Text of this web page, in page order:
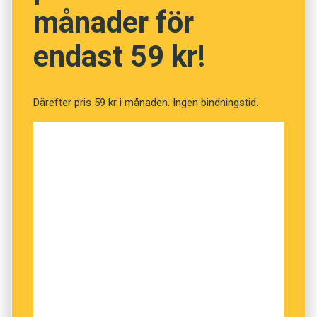
vissa åsikter.”
månader för
endast 59 kr!
Därefter pris 59 kr i månaden. Ingen bindningstid.